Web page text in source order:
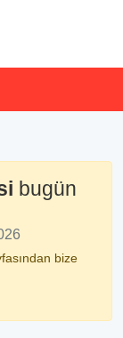
bugün
bize